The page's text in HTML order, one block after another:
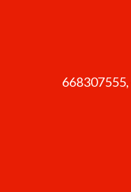
668307555,